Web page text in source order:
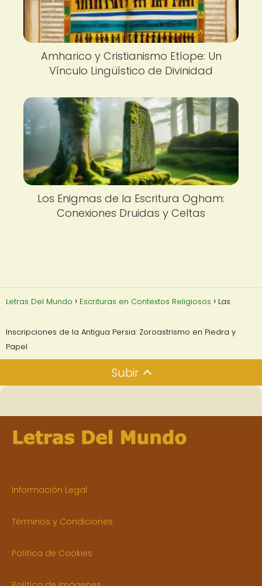
Amharico y Cristianismo Etíope: Un
Vínculo Lingüístico de Divinidad
Los Enigmas de la Escritura Ogham:
Conexiones Druidas y Celtas
Letras Del Mundo Escrituras en Contextos Religiosos Las
Inscripciones de la Antigua Persia: Zoroastrismo en Piedra y
Papel
Subir
Información Legal
Términos y Condiciones
Política de Cookies